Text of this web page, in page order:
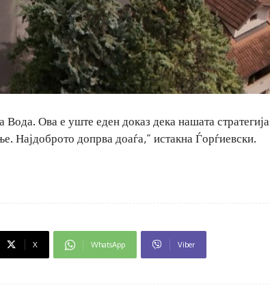
Ова е уште еден доказ дека нашата
Најдоброто допрва доаѓа,“ истакна Ѓорѓиевски.
X WhatsApp Viber